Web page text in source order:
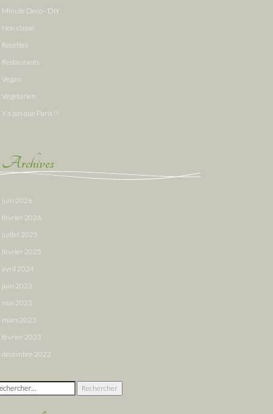
Minute Deco - DIY
Non classé
Recettes
Restaurants
Vegan
Végétarien
Y a pas que Paris !!!
Archives
juin 2026
février 2026
juillet 2025
février 2025
avril 2024
juin 2023
mai 2023
mars 2023
février 2023
décembre 2022
: